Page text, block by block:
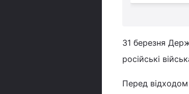
31 березня
російські
Перед